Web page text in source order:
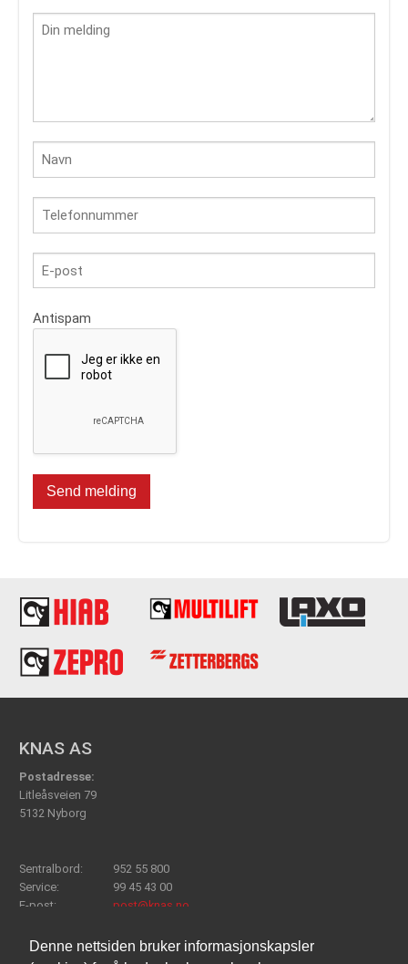
Denne nettsiden bruker informasjonskapsler
Antispam
KNAS AS
Postadresse:
Litleåsveien 79
5132 Nyborg
Sentralbord:
952 55 800
Service:
99 45 43 00
E-post:
post@knas.no